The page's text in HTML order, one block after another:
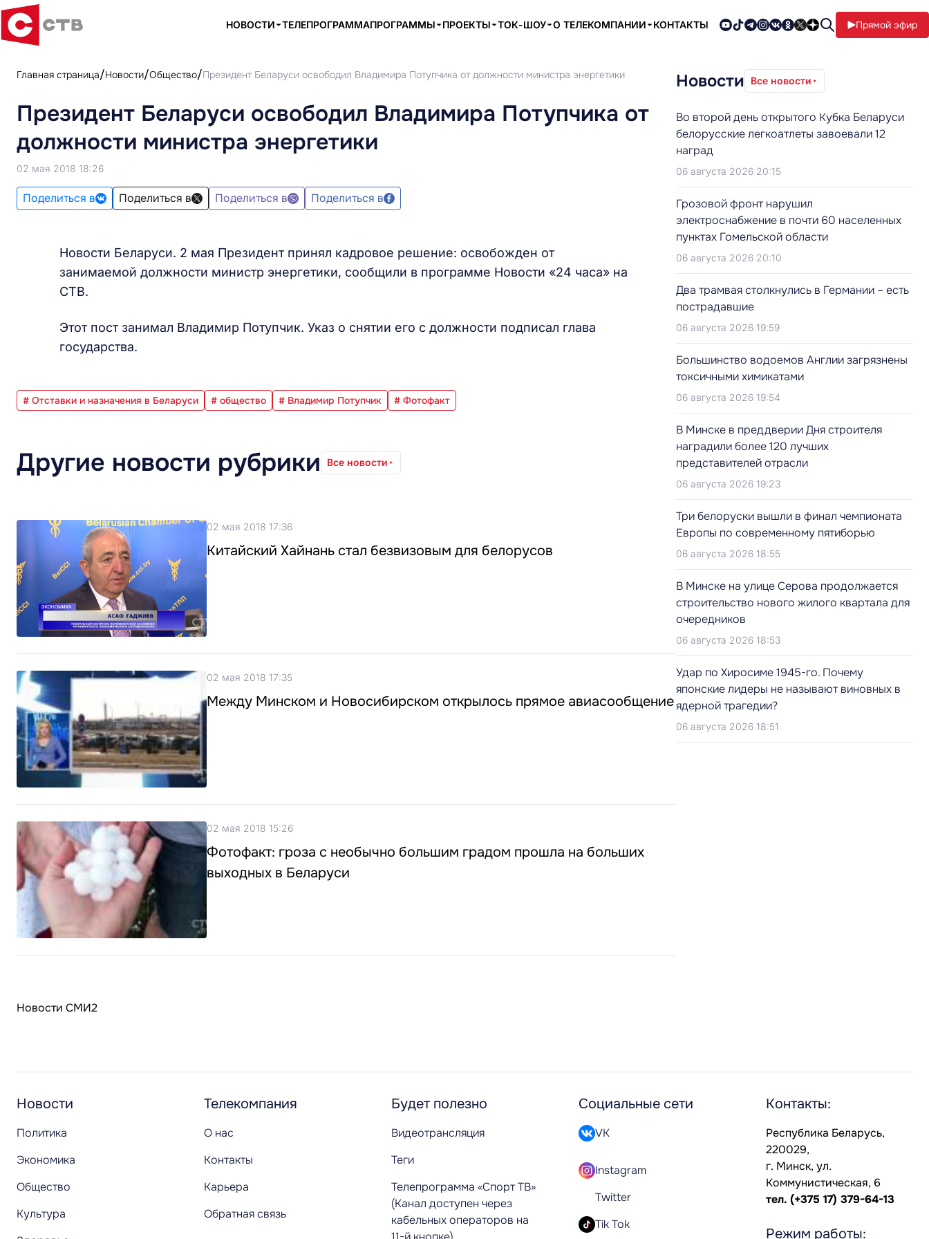
НОВОСТИ ТЕЛЕПРОГРАММАПРОГРАММЫ ПРОЕКТЫ ТОК-ШОУ О ТЕЛЕКОМПАНИИ КОНТАКТЫ Прямой эфир
Главная страница Новости Общество Президент Беларуси освободил Владимира Потупчика от должности министра энергетики
Президент Беларуси освободил Владимира Потупчика от
должности министра энергетики
02 мая 2018 18:26
Поделиться в Поделиться в Поделиться в Поделиться в
Новости Беларуси. 2 мая Президент принял кадровое решение: освобожден от
занимаемой должности министр энергетики, сообщили в программе Новости «24 часа» на
СТВ.
Этот пост занимал Владимир Потупчик. Указ о снятии его с должности подписал глава
государства.
# Отставки и назначения в Беларуси # общество # Владимир Потупчик # Фотофакт
Другие новости рубрики Все новости
02 мая 2018 17:36
Китайский Хайнань стал безвизовым для белорусов
02 мая 2018 17:35
Между Минском и Новосибирском открылось прямое авиасообщение
02 мая 2018 15:26
Фотофакт: гроза с необычно большим градом прошла на больших
выходных в Беларуси
Новости СМИ2
Новости Все новости
Во второй день открытого Кубка Беларуси
белорусские легкоатлеты завоевали 12
наград
06 августа 2026 20:15
Грозовой фронт нарушил
электроснабжение в почти 60 населенных
пунктах Гомельской области
06 августа 2026 20:10
Два трамвая столкнулись в Германии – есть
пострадавшие
06 августа 2026 19:59
Большинство водоемов Англии загрязнены
токсичными химикатами
06 августа 2026 19:54
В Минске в преддверии Дня строителя
наградили более 120 лучших
представителей отрасли
06 августа 2026 19:23
Три белоруски вышли в финал чемпионата
Европы по современному пятиборью
06 августа 2026 18:55
В Минске на улице Серова продолжается
строительство нового жилого квартала для
очередников
06 августа 2026 18:53
Удар по Хиросиме 1945-го. Почему
японские лидеры не называют виновных в
ядерной трагедии?
06 августа 2026 18:51
Новости
Политика
Экономика
Общество
Культура
Телекомпания
О нас
Контакты
Карьера
Обратная связь
Будет полезно
Видеотрансляция
Теги
Телепрограмма «Спорт ТВ»
(Канал доступен через
кабельных операторов на
Социальные сети
VK
Instagram
Twitter
Tik Tok
Контакты:
Республика Беларусь,
220029,
г. Минск, ул.
Коммунистическая, 6
тел. (+375 17) 379-64-13
Режим работы: